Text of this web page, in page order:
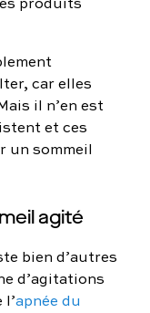
car elles
il n’en est
et ces
un sommeil
agité
bien d’autres
d’agitations
apnée du